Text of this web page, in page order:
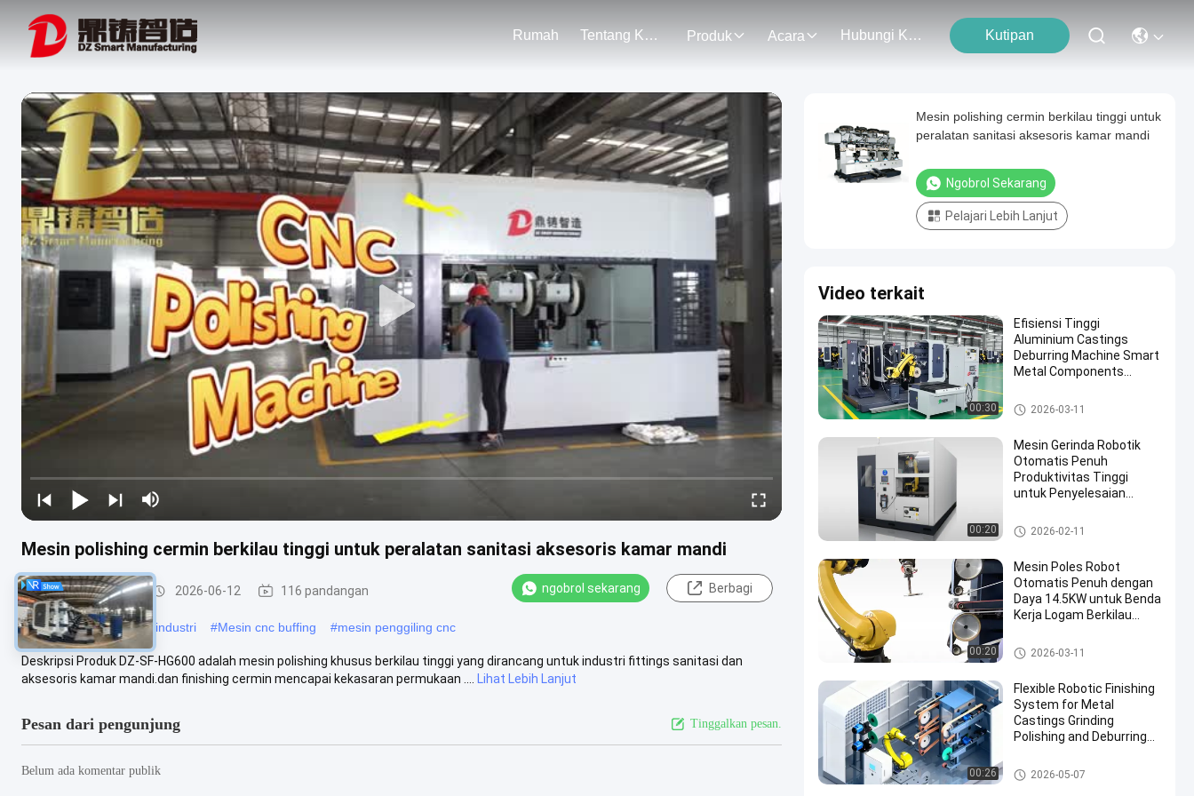
Rumah Tentang Kami Produk Acara Hubungi Kami Kutipan
Mesin polishing cermin berkilau tinggi untuk peralatan sanitasi aksesoris kamar mandi
Mesin Poles CNC 2026-06-12 116 pandangan ngobrol sekarang Berbagi
#mesin pemoles logam industri #Mesin cnc buffing #mesin penggiling cnc
Deskripsi Produk DZ-SF-HG600 adalah mesin polishing khusus berkilau tinggi yang dirancang untuk industri fittings sanitasi dan
aksesoris kamar mandi.dan finishing cermin mencapai kekasaran permukaan ....
Lihat Lebih Lanjut
Pesan dari pengunjung Tinggalkan pesan.
Belum ada komentar publik
Mesin polishing cermin berkilau tinggi untuk
peralatan sanitasi aksesoris kamar mandi
Ngobrol Sekarang
Pelajari Lebih Lanjut
Video terkait
00:30
Efisiensi Tinggi
Aluminium Castings
Deburring Machine Smart
Metal Components
System Dengan Kontrol
Kekuatan
Mesin penggiling otomatis ya
ng dipoles
2026-03-11
00:20
Mesin Gerinda Robotik
Otomatis Penuh
Produktivitas Tinggi
untuk Penyelesaian
Berbagai Bentuk
Mesin Poles CNC
2026-02-11
00:20
Mesin Poles Robot
Otomatis Penuh dengan
Daya 14.5KW untuk Benda
Kerja Logam Berkilau
Robot Deburring Penggilingan
Dan Mesin Polishing
2026-03-11
00:26
Flexible Robotic Finishing
System for Metal
Castings Grinding
Polishing and Deburring
mesin grinding dan polishing
2026-05-07